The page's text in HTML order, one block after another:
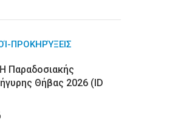
ΠΡΟΚΗΡΎΞΕΙΣ
Παραδοσιακής
Θήβας 2026 (ID